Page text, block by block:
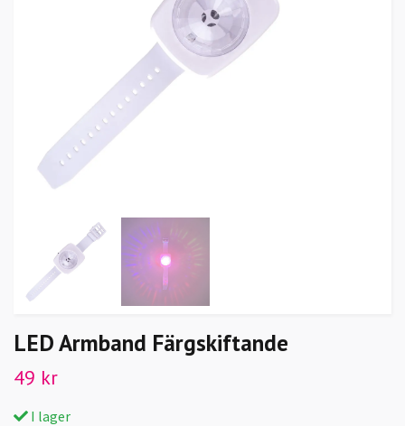
LED Armband Färgskiftande
49 kr
I lager